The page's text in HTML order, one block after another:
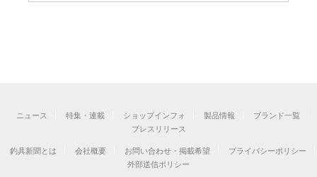
ニュース 特集・連載 ショップインフォ 製品情報
ブランド一覧
プレスリリース
釣具新聞とは
会社概要 お問い合わせ・掲載希望
プライバシーポリシー
外部送信ポリシー